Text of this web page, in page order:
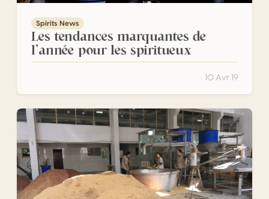
Spirits News
Les tendances marquantes de
l’année pour les spiritueux
10 Avr 19
CHINE : TOUTE LA MAGIE DU BAIJIU